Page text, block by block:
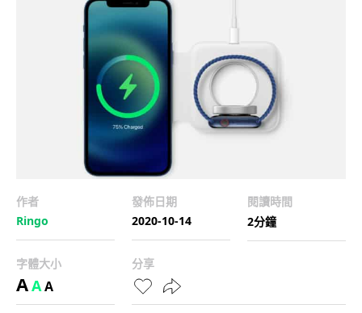
作者
Ringo
發佈日期
2020-10-14
閱讀時間
2分鐘
字體大小
AAA
分享